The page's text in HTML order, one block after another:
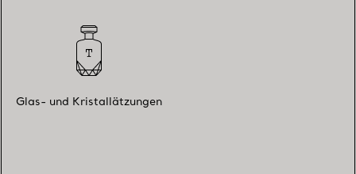
Glas- und Kristallätzungen